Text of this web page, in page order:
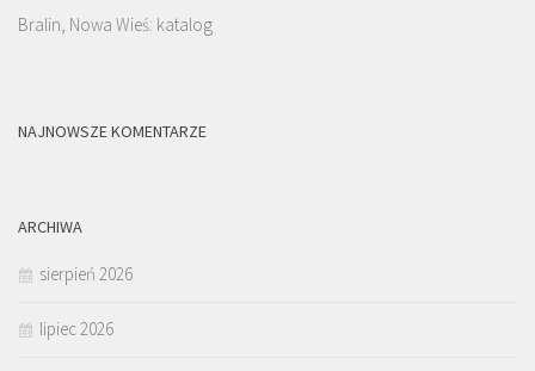
Bralin, Nowa Wieś: katalog
NAJNOWSZE KOMENTARZE
ARCHIWA
sierpień 2026
lipiec 2026